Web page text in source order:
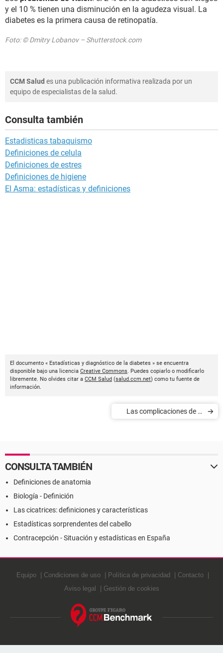
y el 10 % tienen una disminución en la agudeza visual. La
diabetes es la primera causa de retinopatía.
Foto: © Dmitry Lobanov – Shutterstock.com
CCM Salud es una publicación informativa realizada por un
equipo de especialistas de la salud.
Consulta también
Estadisticas tabaquismo
Definiciones de celula
Definiciones de estres
Definiciones de higiene
El Asma: estadísticas y definiciones
El documento « Estadísticas y diagnóstico de la diabetes » se encuentra
disponible bajo una licencia Creative Commons. Puedes copiarlo o modificarlo
libremente. No olvides citar a CCM Salud (salud.ccm.net) como tu fuente de
información.
Las complicaciones de la
CONSULTA TAMBIÉN
Definiciones de anatomia
Biología - Definición
Las cicatrices: definiciones y características
Estadísticas sorprendentes del cabello
Contracepción - Situación y estadísticas en España
Equipo Condiciones de uso Política de privacidad
Contacto
Aviso legal
Gestión de cookies